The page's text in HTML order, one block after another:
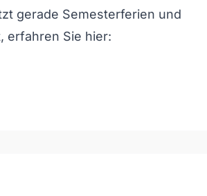
gerade Semesterferien und
erfahren Sie hier: